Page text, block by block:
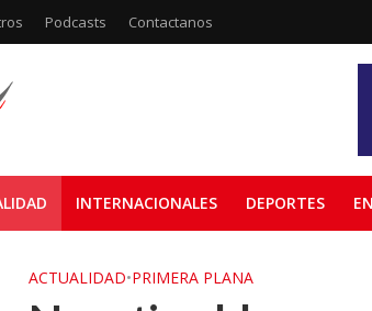
Podcasts Contactanos
INTERNACIONALES DEPORTES
ACTUALIDAD•PRIMERA PLANA